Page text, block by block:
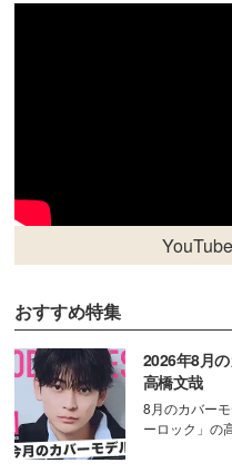
おすすめ特集
2026年8月
高橋文哉
8月のカバー
ーロック」の